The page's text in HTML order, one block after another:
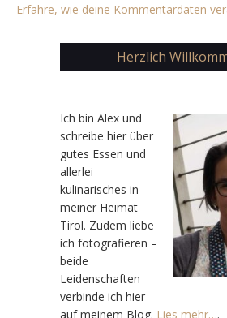
Erfahre, wie deine Kommentardaten
Herzlich
Ich bin Alex und
schreibe hier über
gutes Essen und
allerlei
kulinarisches in
meiner Heimat
Tirol. Zudem liebe
ich fotografieren –
beide
Leidenschaften
verbinde ich hier
auf meinem Blog. Lies mehr….